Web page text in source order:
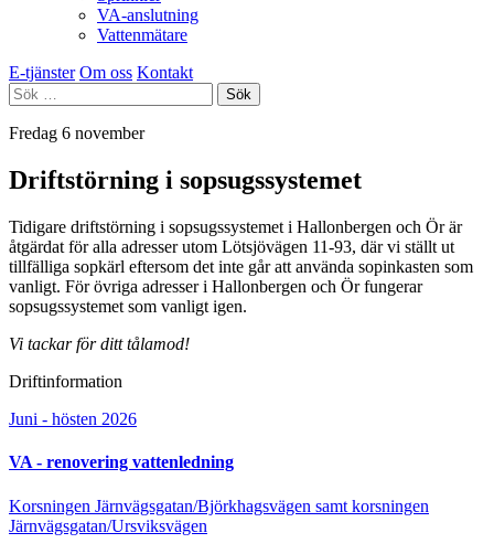
VA-anslutning
Vattenmätare
E-tjänster Om oss Kontakt
Sök
efter:
Fredag 6 november
Driftstörning i sopsugssystemet
Tidigare driftstörning i sopsugssystemet i Hallonbergen och Ör är
åtgärdat för alla adresser utom Lötsjövägen 11-93, där vi ställt ut
tillfälliga sopkärl eftersom det inte går att använda sopinkasten som
vanligt. För övriga adresser i Hallonbergen och Ör fungerar
sopsugssystemet som vanligt igen.
Vi tackar för ditt tålamod!
Driftinformation
Juni - hösten 2026
VA - renovering vattenledning
Korsningen Järnvägsgatan/Björkhagsvägen samt korsningen
Järnvägsgatan/Ursviksvägen